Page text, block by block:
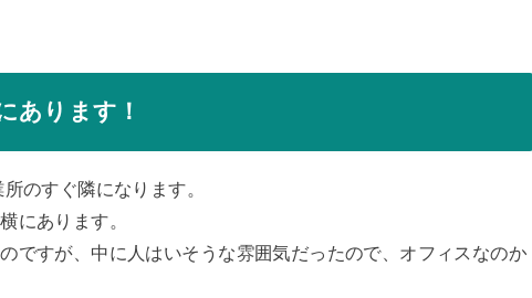
あります！
のすぐ隣になります。
にあります。
ですが、中に人はいそうな雰囲気だったので、オフィスなのか